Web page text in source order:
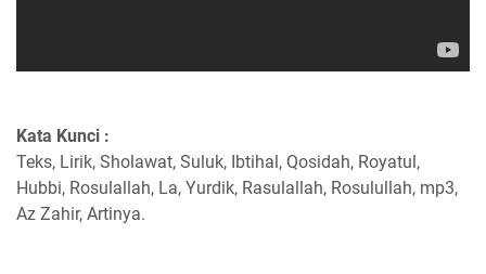
Kata Kunci :
Teks, Lirik, Sholawat, Suluk, Ibtihal, Qosidah, Royatul,
Hubbi, Rosulallah, La, Yurdik, Rasulallah, Rosulullah, mp3,
Az Zahir, Artinya.